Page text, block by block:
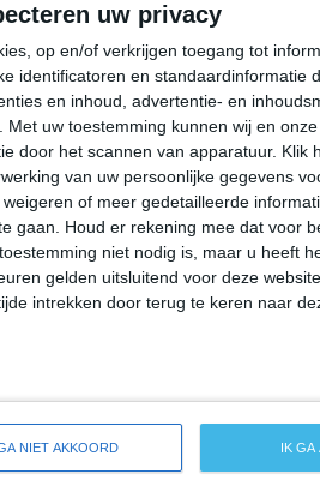
uw privacy
op en/of verkrijgen toegang tot
identificatoren en standaardinformatie
en inhoud, advertentie- en
Met uw toestemming kunnen wij en
door het scannen van apparatuur. Klik
van uw persoonlijke gegevens
of meer gedetailleerde
gaan.
Houd er rekening mee dat voor
niet nodig is, maar u heeft
gelden uitsluitend voor deze
intrekken door terug te keren naar
NIET AKKOORD IK GA
30°C 25°C 23°C
20:00 23:00
20:00 23:00
Z 2 ZZW 1 ZZW 1